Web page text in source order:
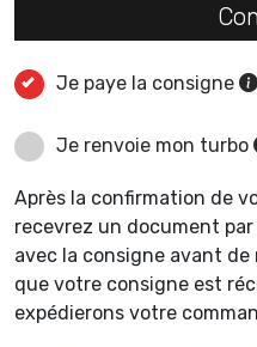
Je paye la consigne
Je renvoie mon turbo
Après la confirmation de
recevrez un document
avec la consigne avant
que votre consigne est
expédierons votre